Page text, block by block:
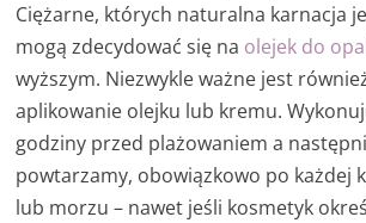
Ciężarne, których naturalna karnacja
mogą zdecydować się na olejek do
wyższym. Niezwykle ważne jest
aplikowanie olejku lub kremu.
godziny przed plażowaniem a
powtarzamy, obowiązkowo po każdej
lub morzu – nawet jeśli kosmetyk